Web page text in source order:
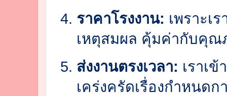
ราคาโรงงาน: เพราะเ
เหตุสมผล คุ้มค่ากับคุณ
ส่งงานตรงเวลา: เราเ
เคร่งครัดเรื่องกำหนดก